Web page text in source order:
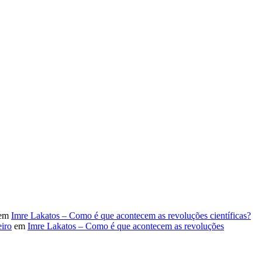
Imre Lakatos – Como é que acontecem as revoluções científicas?
em Imre Lakatos – Como é que acontecem as revoluções